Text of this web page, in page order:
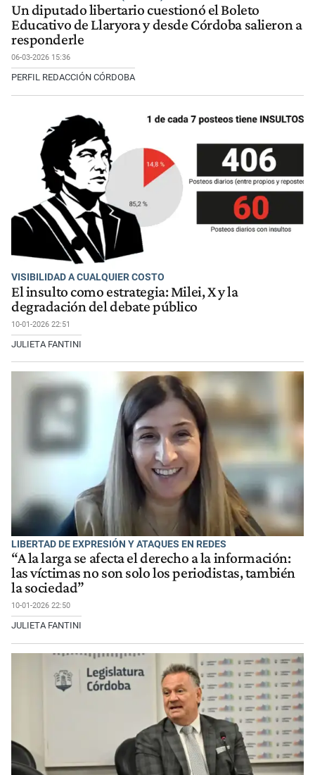
Un diputado libertario cuestionó el Boleto
Educativo de Llaryora y desde Córdoba salieron a
responderle
06-03-2026 15:36
PERFIL REDACCIÓN CÓRDOBA
VISIBILIDAD A CUALQUIER COSTO
El insulto como estrategia: Milei, X y la
degradación del debate público
10-01-2026 22:51
JULIETA FANTINI
LIBERTAD DE EXPRESIÓN Y ATAQUES EN REDES
“A la larga se afecta el derecho a la información:
las víctimas no son solo los periodistas, también
la sociedad”
10-01-2026 22:50
JULIETA FANTINI